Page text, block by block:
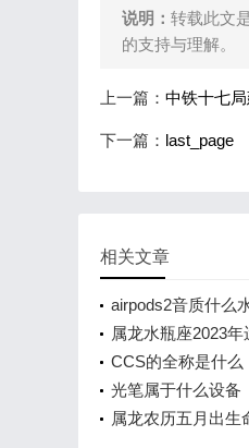
说明： 转载此文
的支持与理解。
上一篇： 中铁十七
下一篇： last_page
相关文章
airpods2音质什么
属龙水瓶座2023年
CCS的全称是什么
光笔属于什么设备
属龙农历五月出生